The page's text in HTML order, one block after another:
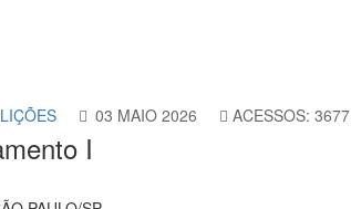
03 MAIO 2026 ACESSOS: 3677
I